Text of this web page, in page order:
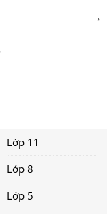
Lớp 11
Lớp 8
Lớp 5